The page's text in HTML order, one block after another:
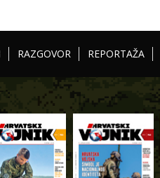
RAZGOVOR REPORTAŽA